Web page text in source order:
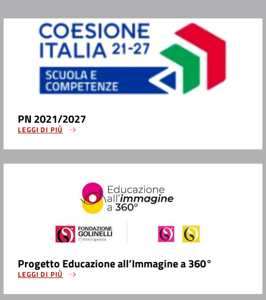
PN 2021/2027
LEGGI DI PIÙ
Progetto Educazione all’Immagine a 360°
LEGGI DI PIÙ